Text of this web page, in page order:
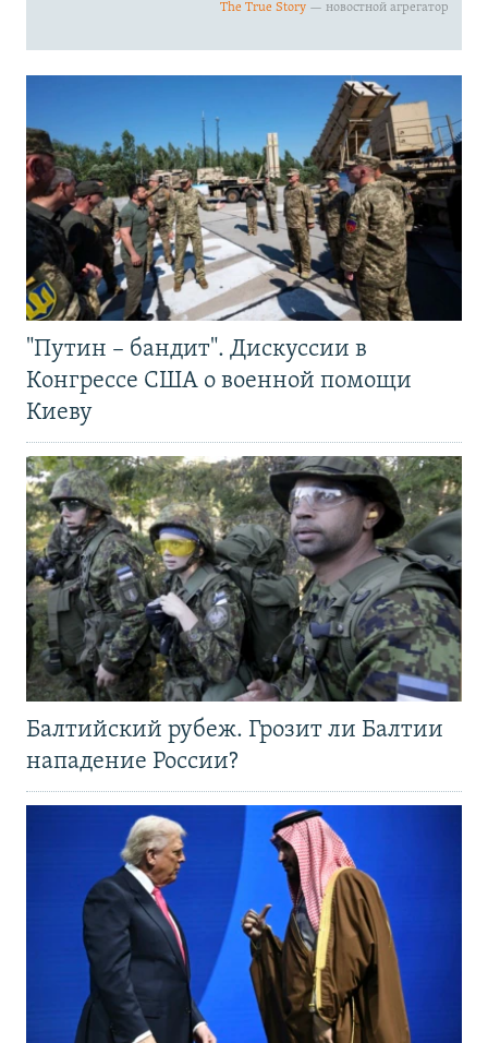
"Путин – бандит". Дискуссии в
Конгрессе США о военной помощи
Киеву
Балтийский рубеж. Грозит ли Балтии
нападение России?